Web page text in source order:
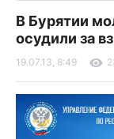
В Бурятии
осудили за
19.07.13, 8:49